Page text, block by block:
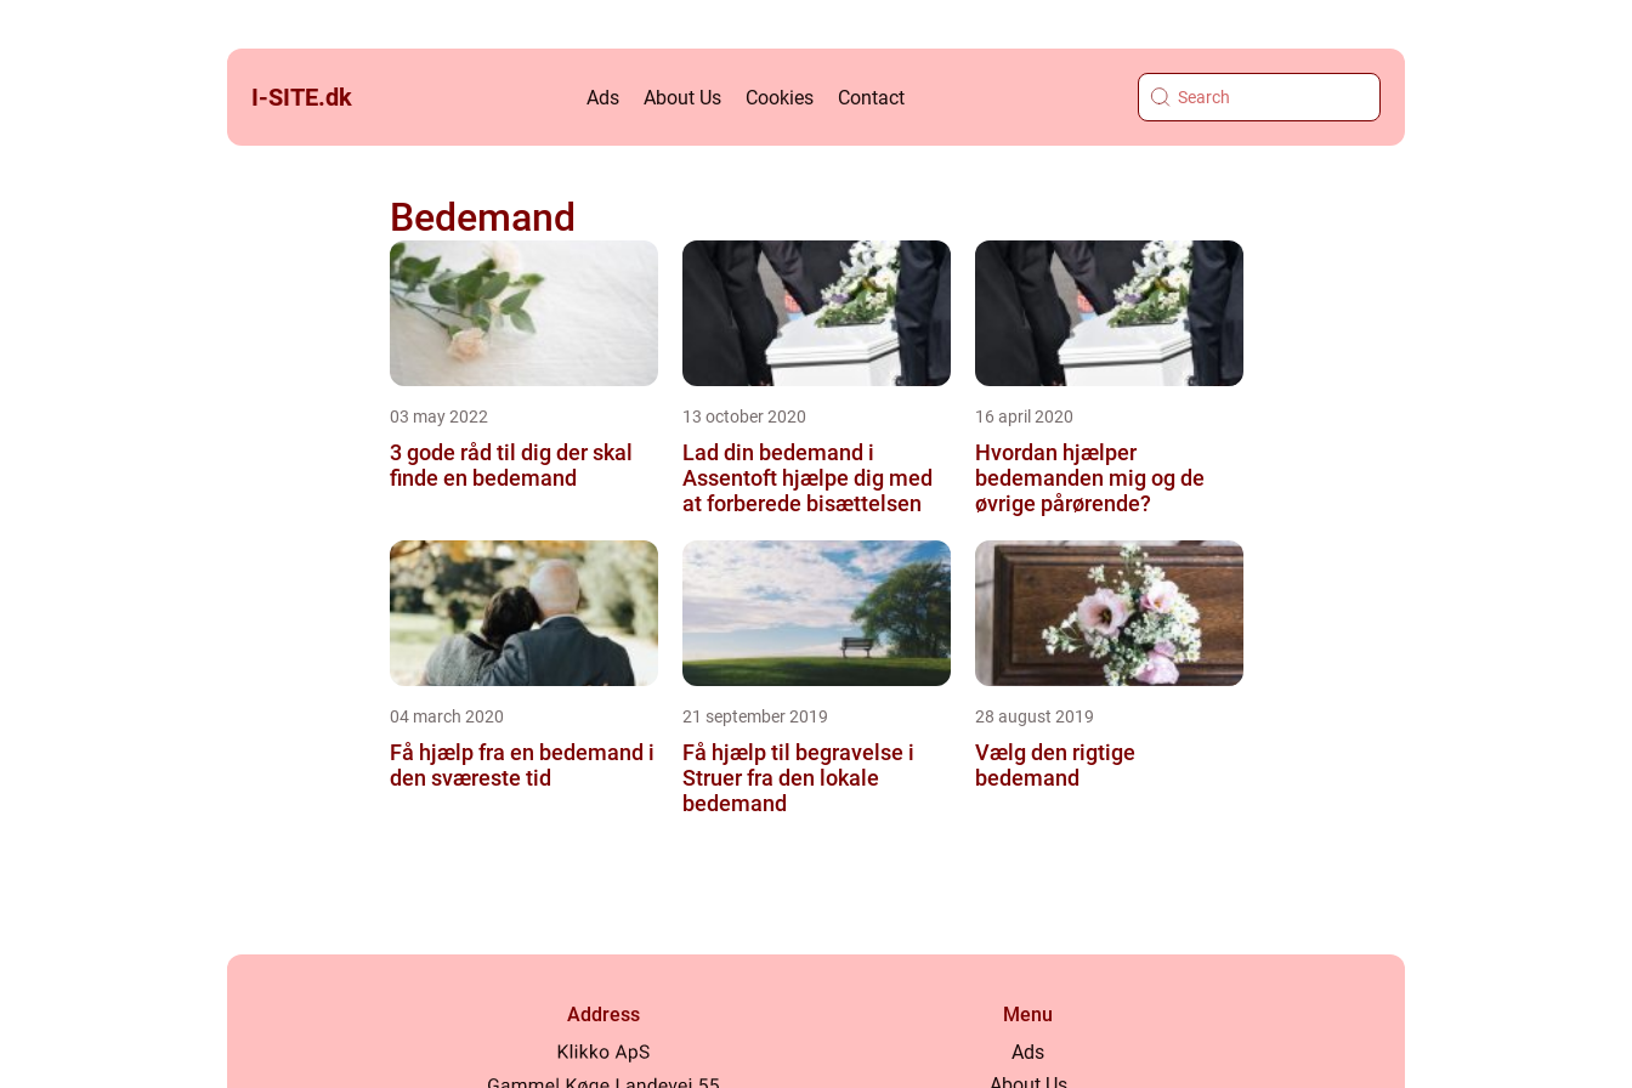
I-SITE.dk Ads About Us Cookies Contact
Bedemand
03 may 2022
3 gode råd til dig der skal
finde en bedemand
13 october 2020
Lad din bedemand i
Assentoft hjælpe dig med
at forberede bisættelsen
16 april 2020
Hvordan hjælper
bedemanden mig og de
øvrige pårørende?
04 march 2020
Få hjælp fra en bedemand i
den sværeste tid
21 september 2019
Få hjælp til begravelse i
Struer fra den lokale
bedemand
28 august 2019
Vælg den rigtige
bedemand
Address
Menu
Ads